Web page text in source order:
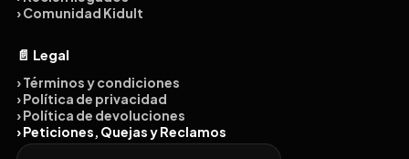
› Comunidad Kidult
📄 Legal
› Términos y condiciones
› Política de privacidad
› Política de devoluciones
› Peticiones, Quejas y Reclamos